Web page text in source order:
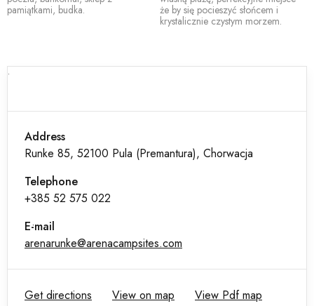
pamiątkami, budka.
że by się pocieszyć słońcem i
krystalicznie czystym morzem.
.
Address
Runke 85, 52100 Pula (Premantura), Chorwacja
Telephone
+385 52 575 022
E-mail
arenarunke@arenacampsites.com
Get directions View on map View Pdf map